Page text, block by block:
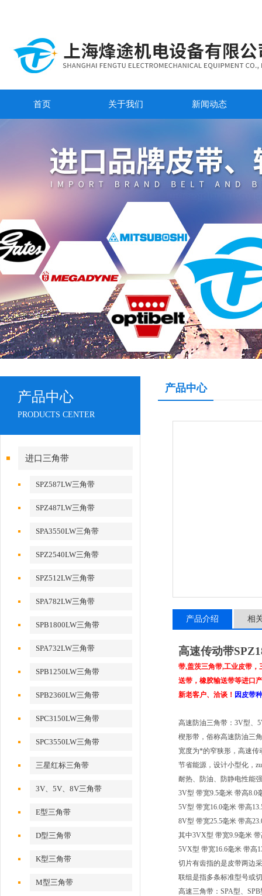
首页 关于我们 新闻动态
产品中心
PRODUCTS CENTER
进口三角带
SPZ587LW三角带
SPZ487LW三角带
SPA3550LW三角带
SPZ2540LW三角带
SPZ512LW三角带
SPA782LW三角带
SPB1800LW三角带
SPA732LW三角带
SPB1250LW三角带
SPB2360LW三角带
SPC3150LW三角带
SPC3550LW三角带
三星红标三角带
3V、5V、8V三角带
E型三角带
D型三角带
K型三角带
M型三角带
产品中心
产品介绍 相
高速传动带
带,盖茨三角带,工业皮带
送带，橡胶输送带等进口
新老客户、洽谈！ 因皮带
高速防油三角带：3V型、
楔形带，俗称高速防油三
宽度为*的窄狭形，高速传
节省能源，设计小型化，
耐热、防油、防静电性能
3V型 带宽9.5毫米 带高8.0
5V型 带宽16.0毫米 带高
8V型 带宽25.5毫米 带高
其中3VX型 带宽9.9毫米
5VX型 带宽16.6毫米 带高
切片有齿指的是皮带两边
联组是指多条标准型号或
高速三角带：SPA型、